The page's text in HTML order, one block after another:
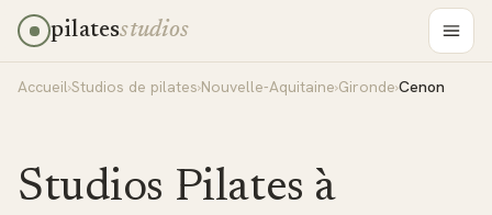
pilatesstudios
Accueil›Studios de pilates›Nouvelle-Aquitaine›Gironde›Cenon
Studios Pilates à